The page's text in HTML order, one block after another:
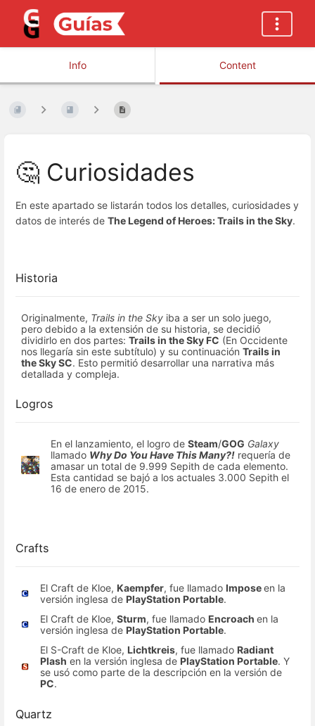
Info Content
🤔 Curiosidades
En este apartado se listarán todos los detalles, curiosidades y
datos de interés de The Legend of Heroes: Trails in the Sky.
Historia
Originalmente, Trails in the Sky iba a ser un solo juego,
pero debido a la extensión de su historia, se decidió
dividirlo en dos partes: Trails in the Sky FC (En Occidente
nos llegaría sin este subtítulo) y su continuación Trails in
the Sky SC. Esto permitió desarrollar una narrativa más
detallada y compleja.
Logros
En el lanzamiento, el logro de Steam/GOG Galaxy
llamado Why Do You Have This Many?! requería de
amasar un total de 9.999 Sepith de cada elemento.
Esta cantidad se bajó a los actuales 3.000 Sepith el
16 de enero de 2015.
Crafts
El Craft de Kloe, Kaempfer, fue llamado Imposeen la
versión inglesa de PlayStation Portable.
El Craft de Kloe, Sturm, fue llamado Encroach en la
versión inglesa de PlayStation Portable.
El S-Craft de Kloe, Lichtkreis, fue llamado Radiant
Plash en la versión inglesa de PlayStation Portable. Y
se usó como parte de la descripción en la versión de
PC.
Quartz